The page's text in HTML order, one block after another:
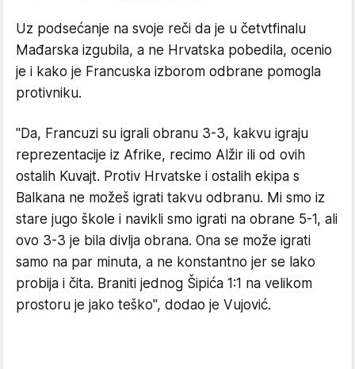
Uz podsećanje na svoje reči da je u četvtfinalu
Mađarska izgubila, a ne Hrvatska pobedila, ocenio
je i kako je Francuska izborom odbrane pomogla
protivniku.
"Da, Francuzi su igrali obranu 3-3, kakvu igraju
reprezentacije iz Afrike, recimo Alžir ili od ovih
ostalih Kuvajt. Protiv Hrvatske i ostalih ekipa s
Balkana ne možeš igrati takvu odbranu. Mi smo iz
stare jugo škole i navikli smo igrati na obrane 5-1, ali
ovo 3-3 je bila divlja obrana. Ona se može igrati
samo na par minuta, a ne konstantno jer se lako
probija i čita. Braniti jednog Šipića 1:1 na velikom
prostoru je jako teško", dodao je Vujović.